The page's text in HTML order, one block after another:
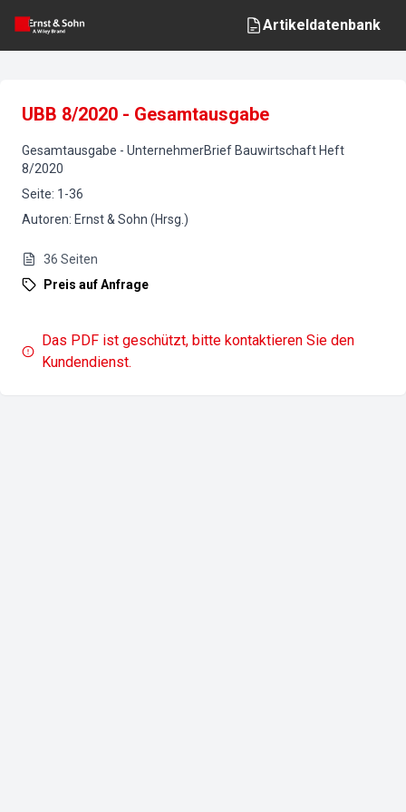
Artikeldatenbank
UBB 8/2020 - Gesamtausgabe
Gesamtausgabe - UnternehmerBrief Bauwirtschaft Heft
8/2020
Seite: 1-36
Autoren: Ernst & Sohn (Hrsg.)
36 Seiten
Preis auf Anfrage
Das PDF ist geschützt, bitte kontaktieren Sie den
Kundendienst.